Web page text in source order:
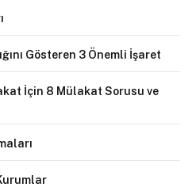
Gösteren 3 Önemli İşaret
İçin 8 Mülakat Sorusu ve